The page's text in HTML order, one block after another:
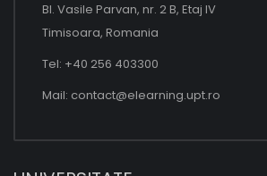
Bl. Vasile Parvan, nr. 2 B, Etaj IV
Timisoara, Romania
Tel: +40 256 403300
Mail: contact@elearning.upt.ro